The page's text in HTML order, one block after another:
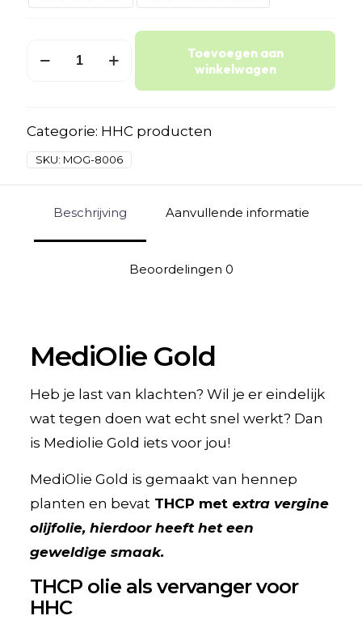
Gold
Toevoegen aan
winkelwagen
Categorie: HHC producten
SKU: MOG-8006
Beschrijving Aanvullende informatie
Beoordelingen 0
MediOlie Gold
Heb je last van klachten? Wil je er eindelijk
wat tegen doen wat echt snel werkt? Dan
is Mediolie Gold iets voor jou!
MediOlie Gold is gemaakt van hennep
planten en bevatTHCP met extra vergine
olijfolie, hierdoor heeft het een
geweldige smaak.
THCP olie als vervanger voor
HHC